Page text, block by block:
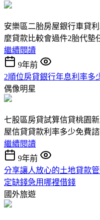
安樂區二胎房屋銀行車貸
麼貸款比較會過件2胎代墊
繼續閱讀
9年前
2順位房貸銀行年息利率多
偶像明星
七股區房貸試算信貸桃園
屋信貸貸款利率多少免費
繼續閱讀
9年前
分享讓人放心的土地貸款
定缺錢急用哪裡借錢
國外旅遊